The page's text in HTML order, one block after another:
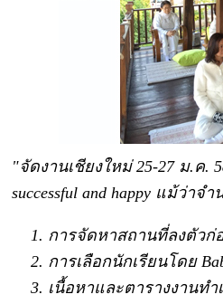
"จัดงานเชียงใหม่ 25-27 ม.ค
successful and happy แม้ว่า
การจัดหาสถานที่ลงตัวก่
การเลือกนักเรียนโดย
เนื้อหาและตารางงานท